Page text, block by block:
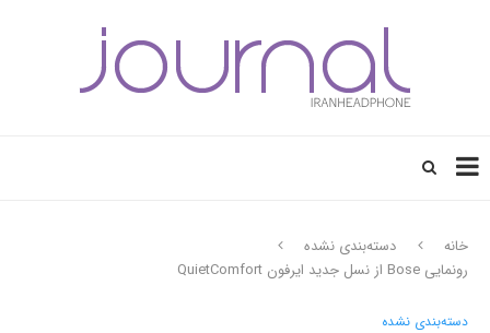
خانه
دسته‌بندی نشده
رونمایی Bose از نسل جدید ایرفون QuietComfort
دسته‌بندی نشده